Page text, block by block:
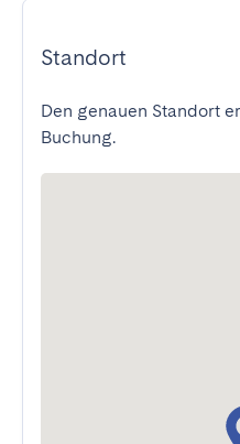
Standort
Den genauen Standort
Buchung.